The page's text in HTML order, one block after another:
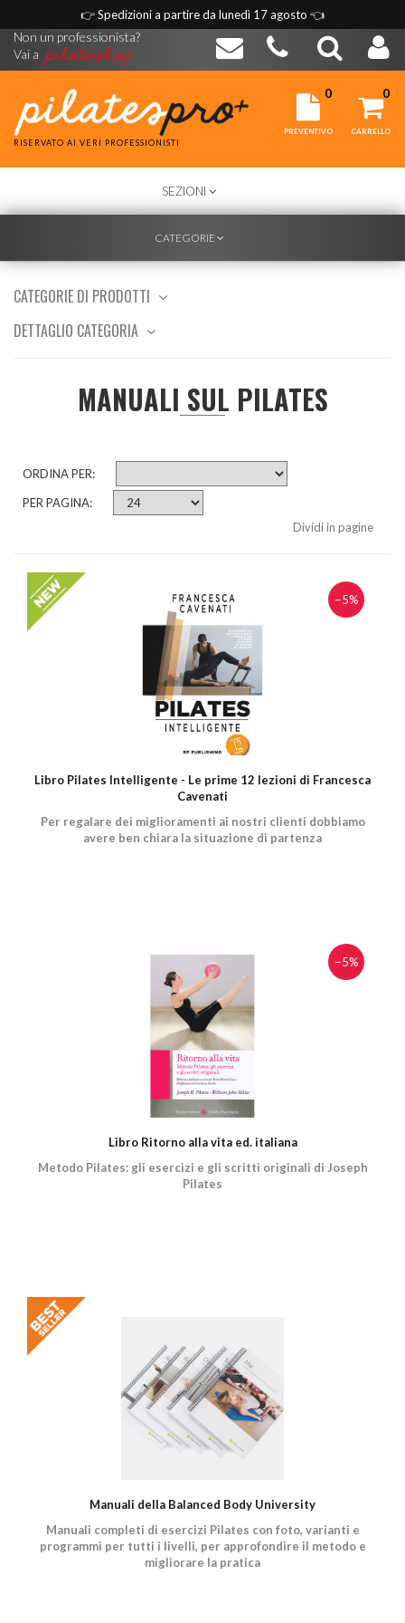
👉Spedizioni a partire da lunedì 17 agosto 👈
Non un professionista?
Vai a
RISERVATO AI VERI PROFESSIONISTI
0
PREVENTIVO
0
CARRELLO
TOGGLE
NAVIGATION
SEZIONI
TOGGLE
CATEGORIE
CATEGORIE DI PRODOTTI
DETTAGLIO CATEGORIA
MANUALI SUL PILATES
ORDINA PER:
PER PAGINA:
Dividi in pagine
−5%
Libro Pilates Intelligente - Le prime 12 lezioni di Francesca
Cavenati
Per regalare dei miglioramenti ai nostri clienti dobbiamo
avere ben chiara la situazione di partenza
−5%
Libro Ritorno alla vita ed. italiana
Metodo Pilates: gli esercizi e gli scritti originali di Joseph
Pilates
Manuali della Balanced Body University
Manuali completi di esercizi Pilates con foto, varianti e
programmi per tutti i livelli, per approfondire il metodo e
migliorare la pratica